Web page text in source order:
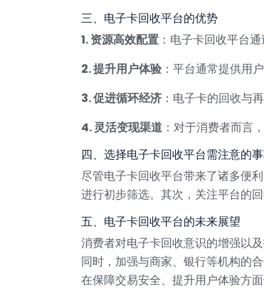
三、电子卡回收平台的优势
1. 资源高效配置 ：电子卡回收平台
2. 提升用户体验 ：平台通常提供用
3. 促进循环经济 ：电子卡的回收与
4. 灵活变现渠道 ：对于消费者而言
四、选择电子卡回收平台需注意的
尽管电子卡回收平台带来了诸多便
进行初步筛选。其次，关注平台的
五、电子卡回收平台的未来展望
消费者对电子卡回收意识的增强以
同时，加强与商家、银行等机构的
在保障交易安全、提升用户体验方面